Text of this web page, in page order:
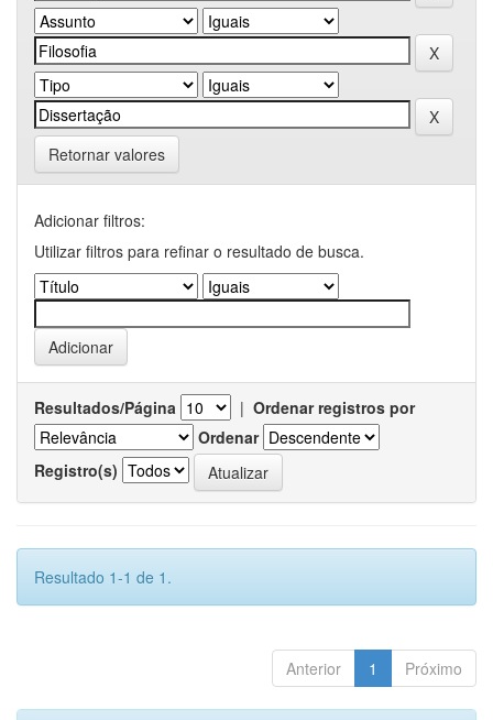
Retornar valores
Adicionar filtros:
Utilizar filtros para refinar o resultado de busca.
Resultados/Página | Ordenar registros por
Ordenar
Registro(s)
Resultado 1-1 de 1.
Anterior 1 Próximo